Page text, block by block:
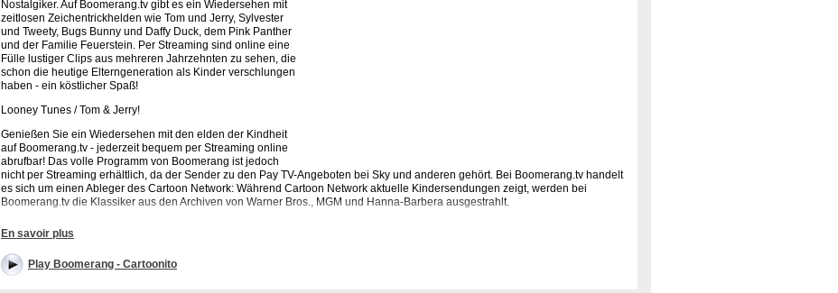
Nostalgiker. Auf Boomerang.tv gibt es ein Wiedersehen mit
zeitlosen Zeichentrickhelden wie Tom und Jerry, Sylvester
und Tweety, Bugs Bunny und Daffy Duck, dem Pink Panther
und der Familie Feuerstein. Per Streaming sind online eine
Fülle lustiger Clips aus mehreren Jahrzehnten zu sehen, die
schon die heutige Elterngeneration als Kinder verschlungen
haben - ein köstlicher Spaß!
Looney Tunes / Tom & Jerry!
Genießen Sie ein Wiedersehen mit den elden der Kindheit
auf Boomerang.tv - jederzeit bequem per Streaming online
abrufbar! Das volle Programm von Boomerang ist jedoch
nicht per Streaming erhältlich, da der Sender zu den Pay TV-Angeboten bei Sky und anderen gehört. Bei Boomerang.tv handelt
es sich um einen Ableger des Cartoon Network: Während Cartoon Network aktuelle Kindersendungen zeigt, werden bei
Boomerang.tv die Klassiker aus den Archiven von Warner Bros., MGM und Hanna-Barbera ausgestrahlt.
Fernsehen für die Kids. Cartoons, Serien und noch viel mehr. Bewerte und verschicke die coolsten Videos zu Sylvester und
Tweety, Familie Feuerstein und anderen Boomerang-Sendungen.
En savoir plus
Play Boomerang - Cartoonito